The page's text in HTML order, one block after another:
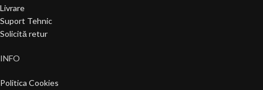
Livrare
Suport Tehnic
Solicită retur
INFO
Politica Cookies